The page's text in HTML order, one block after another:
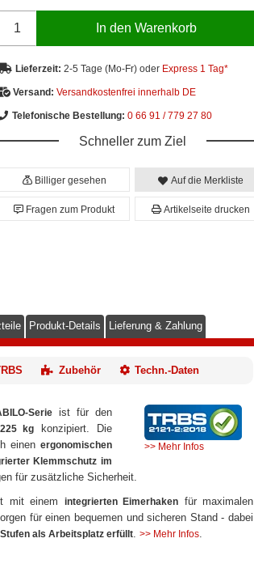
In den Warenkorb
Lieferzeit: 2-5 Tage (Mo-Fr) oder Express 1 Tag*
Versand: Versandkostenfrei innerhalb DE
Telefonische Bestellung: 0 66 91 / 779 27 80
Schneller zum Ziel
Billiger gesehen Auf die Merkliste
Fragen zum Produkt Artikelseite drucken
Produkt-Details Lieferung & Zahlung
Zubehör Techn.-Daten
>> Mehr Infos
Serie ist für den
kg konzipiert. Die
einen ergonomischen
Klemmschutz im
für zusätzliche Sicherheit.
mit einem integrierten Eimerhaken für maximalen
für einen bequemen und sicheren Stand - dabei
als Arbeitsplatz erfüllt. >> Mehr Infos.